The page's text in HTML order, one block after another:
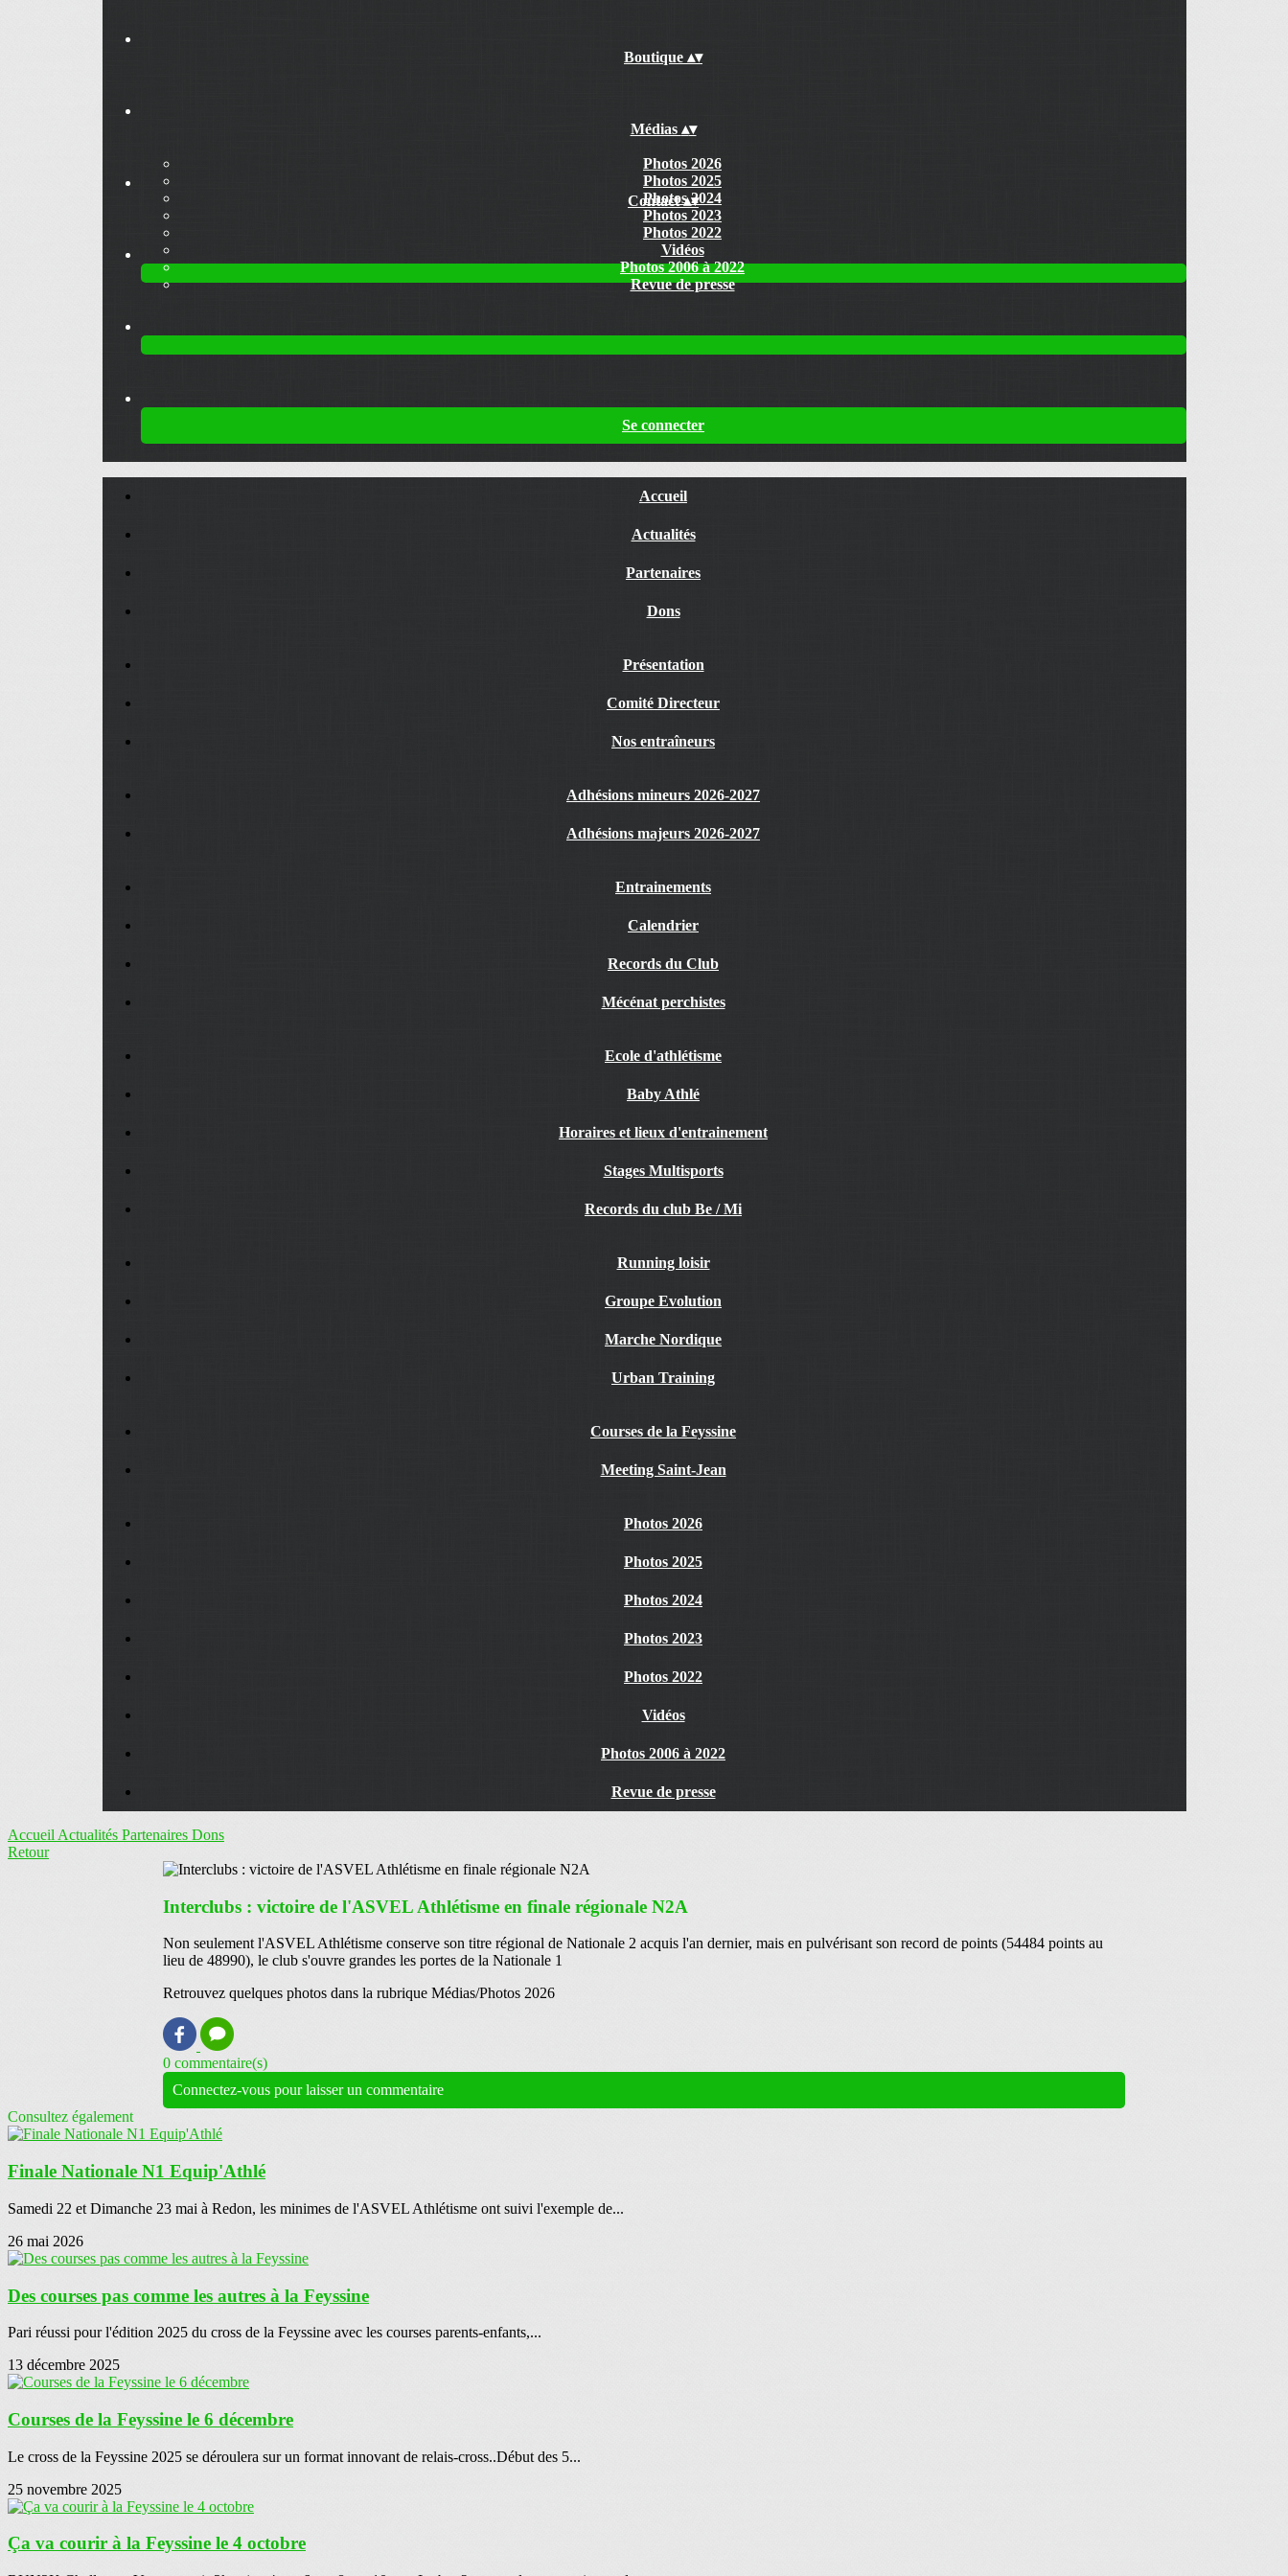
Boutique ▴▾
Médias ▴▾
Photos 2026
Photos 2025
Photos 2024
Photos 2023
Photos 2022
Vidéos
Photos 2006 à 2022
Revue de presse
Contact▴▾
Se connecter
Accueil
Actualités
Partenaires
Dons
Présentation
Comité Directeur
Nos entraîneurs
Adhésions mineurs 2026-2027
Adhésions majeurs 2026-2027
Entrainements
Calendrier
Records du Club
Mécénat perchistes
Ecole d'athlétisme
Baby Athlé
Horaires et lieux d'entrainement
Stages Multisports
Records du club Be / Mi
Running loisir
Groupe Evolution
Marche Nordique
Urban Training
Courses de la Feyssine
Meeting Saint-Jean
Photos 2026
Photos 2025
Photos 2024
Photos 2023
Photos 2022
Vidéos
Photos 2006 à 2022
Revue de presse
Accueil Actualités Partenaires Dons
Retour
Interclubs : victoire de l'ASVEL Athlétisme en finale régionale N2A
Non seulement l'ASVEL Athlétisme conserve son titre régional de Nationale 2 acquis l'an dernier, mais en pulvérisant son record de points (54484 points au
lieu de 48990), le club s'ouvre grandes les portes de la Nationale 1
Retrouvez quelques photos dans la rubrique Médias/Photos 2026
0 commentaire(s)
Connectez-vous pour laisser un commentaire
Consultez également
Finale Nationale N1 Equip'Athlé
Samedi 22 et Dimanche 23 mai à Redon, les minimes de l'ASVEL Athlétisme ont suivi l'exemple de...
26 mai 2026
Des courses pas comme les autres à la Feyssine
Pari réussi pour l'édition 2025 du cross de la Feyssine avec les courses parents-enfants,...
13 décembre 2025
Courses de la Feyssine le 6 décembre
Le cross de la Feyssine 2025 se déroulera sur un format innovant de relais-cross..Début des 5...
25 novembre 2025
Ça va courir à la Feyssine le 4 octobre